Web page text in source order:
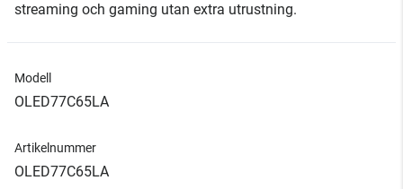
streaming och gaming utan extra utrustning.
Modell
OLED77C65LA
Artikelnummer
OLED77C65LA